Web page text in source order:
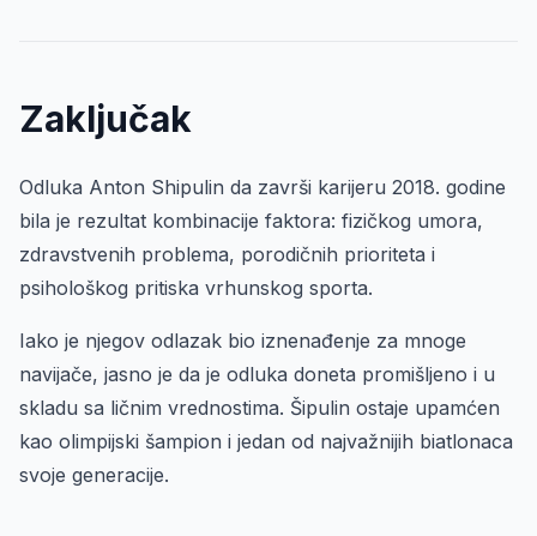
Zaključak
Odluka Anton Shipulin da završi karijeru 2018. godine
bila je rezultat kombinacije faktora: fizičkog umora,
zdravstvenih problema, porodičnih prioriteta i
psihološkog pritiska vrhunskog sporta.
Iako je njegov odlazak bio iznenađenje za mnoge
navijače, jasno je da je odluka doneta promišljeno i u
skladu sa ličnim vrednostima. Šipulin ostaje upamćen
kao olimpijski šampion i jedan od najvažnijih biatlonaca
svoje generacije.